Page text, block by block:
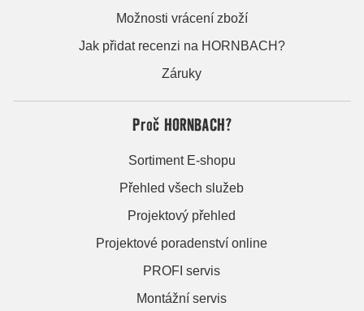
Možnosti vrácení zboží
Jak přidat recenzi na HORNBACH?
Záruky
Proč HORNBACH?
Sortiment E-shopu
Přehled všech služeb
Projektový přehled
Projektové poradenství online
PROFI servis
Montážní servis